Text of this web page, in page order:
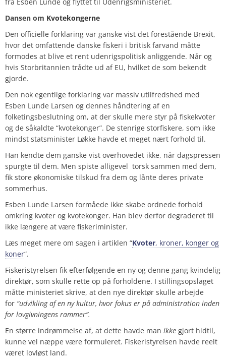
Dansen om Kvotekongerne
Den officielle forklaring var ganske vist det forestående Brexit,
hvor det omfattende danske fiskeri i britisk farvand måtte
formodes at blive et rent udenrigspolitisk anliggende. Når og
hvis Storbritannien trådte ud af EU, hvilket de som bekendt
gjorde.
Den nok egentlige forklaring var massiv utilfredshed med
Esben Lunde Larsen og dennes håndtering af en
folketingsbeslutning om, at der skulle mere styr på fiskekvoter
og de såkaldte “kvotekonger”. De stenrige storfiskere, som ikke
mindst statsminister Løkke havde et meget nært forhold til.
Han kendte dem ganske vist overhovedet ikke, når dagspressen
spurgte til dem. Men spiste alligevel torsk sammen med dem,
fik store økonomiske tilskud fra dem og lånte deres private
sommerhus.
Esben Lunde Larsen formåede ikke skabe ordnede forhold
omkring kvoter og kvotekonger. Han blev derfor degraderet til
ikke længere at være fiskeriminister.
Læs meget mere om sagen i artiklen “Kvoter, kroner, konger og
koner“.
Fiskeristyrelsen fik efterfølgende en ny og denne gang kvindelig
direktør, som skulle rette op på forholdene. I stillingsopslaget
måtte ministeriet skrive, at den nye direktør skulle arbejde
for “udvikling af en ny kultur, hvor fokus er på administration inden
for lovgivningens rammer”.
En større indrømmelse af, at dette havde man ikke gjort hidtil,
kunne vel næppe være formuleret. Fiskeristyrelsen havde reelt
været lovløst land.